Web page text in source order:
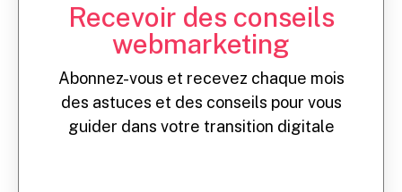
Recevoir des conseils
webmarketing
Abonnez-vous et recevez chaque mois
des astuces et des conseils pour vous
guider dans votre transition digitale